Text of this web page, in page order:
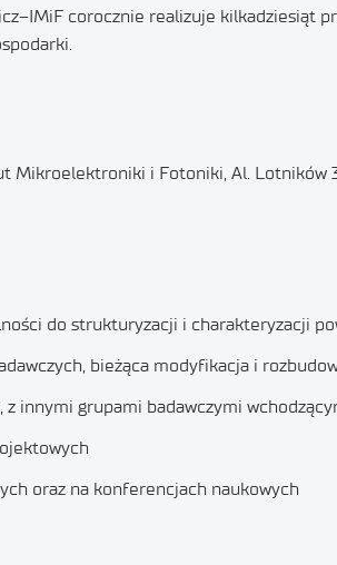
corocznie realizuje kilkadziesiąt
Mikroelektroniki i Fotoniki, Al.
do strukturyzacji i charakteryzacji
bieżąca modyfikacja i
z innymi grupami badawczymi
oraz na konferencjach naukowych